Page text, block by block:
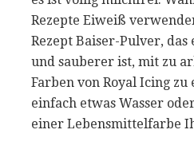
Rezepte Eiweiß
Rezept Baiser-Pulver,
und sauberer ist, mit zu
Farben von Royal Icing zu
einfach etwas Wasser
einer Lebensmittelfarbe